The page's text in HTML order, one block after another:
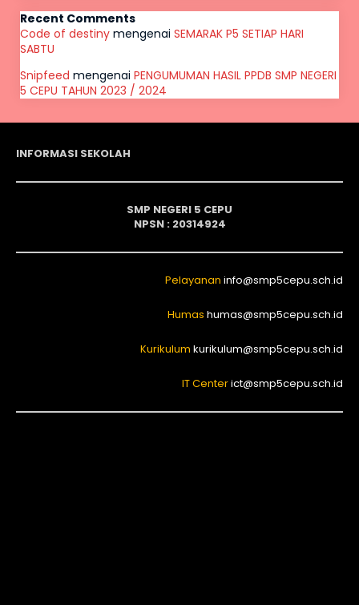
Recent Comments
Code of destiny mengenai SEMARAK P5 SETIAP HARI
SABTU
Snipfeed mengenai PENGUMUMAN HASIL PPDB SMP NEGERI
5 CEPU TAHUN 2023 / 2024
INFORMASI SEKOLAH
SMP NEGERI 5 CEPU
NPSN : 20314924
Pelayanan info@smp5cepu.sch.id
Humas humas@smp5cepu.sch.id
Kurikulum kurikulum@smp5cepu.sch.id
IT Centerict@smp5cepu.sch.id